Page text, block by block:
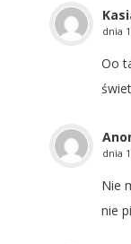
dnia
Oo
dnia
Nie
nie